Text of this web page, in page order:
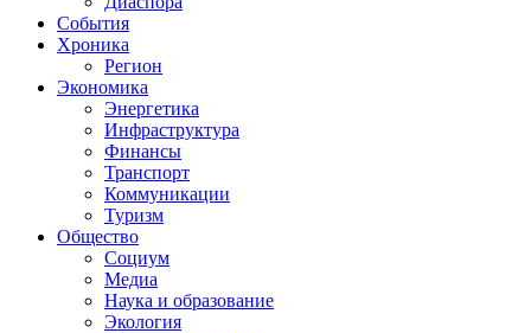
События
Хроника
Регион
Экономика
Энергетика
Инфраструктура
Финансы
Транспорт
Коммуникации
Туризм
Общество
Социум
Медиа
Наука и образование
Экология